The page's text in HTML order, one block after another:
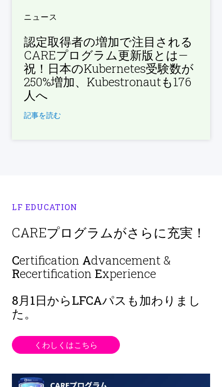
ニュース
認定取得者の増加で注目される
CAREプログラム更新版とは—
祝！日本のKubernetes受験数が
250%増加、Kubestronautも176
人へ
記事を読む
LF EDUCATION
CAREプログラムがさらに充実！
Certification Advancement &
Recertification Experience
8月1日からLFCAパスも加わりまし
た。
くわしくはこちら